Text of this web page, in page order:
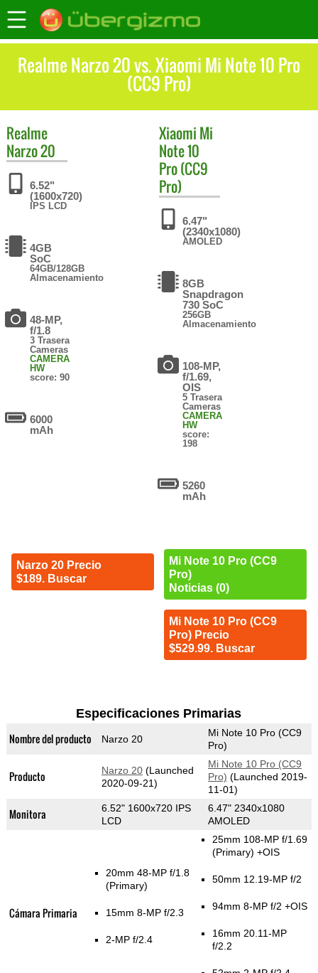
Realme Narzo 20 vs. Xiaomi Mi Note 10 Pro
(CC9 Pro)
Realme
Narzo 20
6.52"
(1600x720)
IPS LCD
4GB
SoC
64GB/128GB
Almacenamiento
48-MP,
f/1.8
3 Trasera
Cameras
CAMERA
HW
score: 90
6000
mAh
Narzo 20 Precio
$189. Buscar
Xiaomi Mi
Note 10
Pro (CC9
Pro)
6.47"
(2340x1080)
AMOLED
8GB
Snapdragon
730 SoC
256GB
Almacenamiento
108-MP,
f/1.69,
OIS
5 Trasera
Cameras
CAMERA
HW
score:
198
5260
mAh
Mi Note 10 Pro (CC9
Pro)
Noticias (0)
Mi Note 10 Pro (CC9
Pro) Precio
$529.99. Buscar
Especificaciones Primarias
Nombre del producto Narzo 20
Mi Note 10 Pro (CC9
Pro)
Producto Narzo 20(Launched
2020-09-21)
Mi Note 10 Pro (CC9
Pro) (Launched 2019-
11-01)
Monitora
6.52" 1600x720 IPS
LCD
6.47" 2340x1080
AMOLED
Cámara Primaria
20mm 48-MP f/1.8
(Primary)
15mm 8-MP f/2.3
2-MP f/2.4
25mm 108-MP f/1.69
(Primary) +OIS
50mm 12.19-MP f/2
94mm 8-MP f/2 +OIS
16mm 20.11-MP
f/2.2